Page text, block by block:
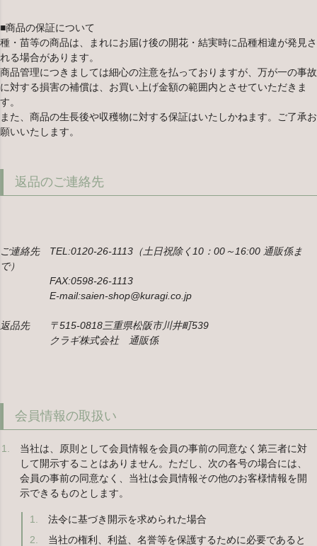
■商品の保証について
種・苗等の商品は、まれにお届け後の開花・結実時に品種相違が発見さ
れる場合があります。
商品管理につきましては細心の注意を払っておりますが、万が一の事故
に対する損害の補償は、お買い上げ金額の範囲内とさせていただきま
す。
また、商品の生長後や収穫物に対する保証はいたしかねます。ご了承お
願いいたします。
返品のご連絡先
ご連絡先 TEL:0120-26-1113（土日祝除く10：00～16:00 通販係ま
で）
FAX:0598-26-1113
E-mail:saien-shop@kuragi.co.jp
返品先 〒515-0818三重県松阪市川井町539
クラギ株式会社 通販係
会員情報の取扱い
当社は、原則として会員情報を会員の事前の同意なく第三者に対
して開示することはありません。ただし、次の各号の場合には、
会員の事前の同意なく、当社は会員情報その他のお客様情報を開
示できるものとします。
法令に基づき開示を求められた場合
当社の権利、利益、名誉等を保護するために必要であると